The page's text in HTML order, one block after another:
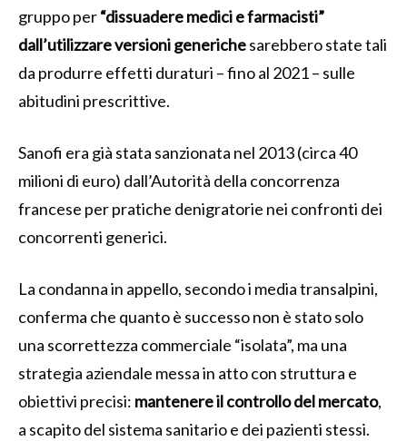
gruppo per“dissuadere medici e farmacisti”
dall’utilizzare versioni generichesarebbero state tali
da produrre effetti duraturi – fino al 2021 – sulle
abitudini prescrittive.
Sanofi era già stata sanzionata nel 2013 (circa 40
milioni di euro) dall’Autorità della concorrenza
francese per pratiche denigratorie nei confronti dei
concorrenti generici.
La condanna in appello, secondo i media transalpini,
conferma che quanto è successo non è stato solo
una scorrettezza commerciale “isolata”, ma una
strategia aziendale messa in atto con struttura e
obiettivi precisi: mantenere il controllo del mercato,
a scapito del sistema sanitario e dei pazienti stessi.